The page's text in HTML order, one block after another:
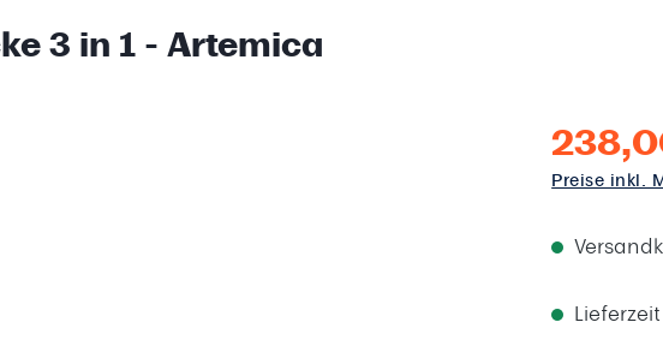
3 in 1 - Artemica
Preise inkl.